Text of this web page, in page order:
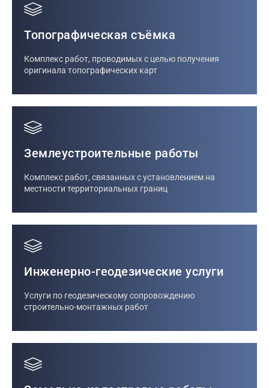
Топографическая съёмка
Комплекс работ, проводимых с целью получения
оригинала топографических карт
Землеустроительные работы
Комплекс работ, связанных с установлением на
местности территориальных границ
Инженерно-геодезические услуги
Услуги по геодезическому сопровождению
строительно-монтажных работ